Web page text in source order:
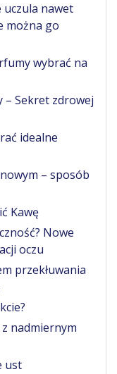
uczula nawet
można go
wybrać na
Sekret zdrowej
idealne
– sposób
Kawę
Nowe
oczu
przekłuwania
nadmiernym
ust